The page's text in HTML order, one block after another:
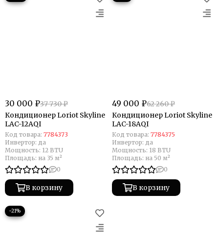
30 000 ₽37 730 ₽
Кондиционер Loriot Skyline
LAC-12AQI
Код товара: 7784373
Инвертор: да
Мощность: 12 BTU
Площадь: на 35 м²
0
В корзину
49 000 ₽62 260 ₽
Кондиционер Loriot Skyline
LAC-18AQI
Код товара: 7784375
Инвертор: да
Мощность: 18 BTU
Площадь: на 50 м²
0
В корзину
−21%